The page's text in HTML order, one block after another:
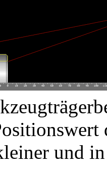
und